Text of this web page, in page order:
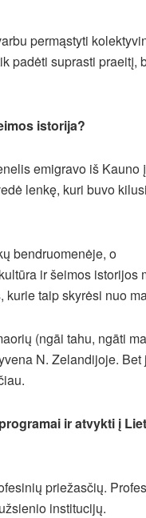
permąstyti
padėti suprasti praeitį,
istorija?
emigravo iš Kauno į
lenkę, kuri buvo
bendruomenėje, o
ir šeimos istorijos
taip skyrėsi nuo
(ngāi tahu, ngāti
N. Zelandijoje. Bet
ir atvykti į
priežasčių.
institucijų.